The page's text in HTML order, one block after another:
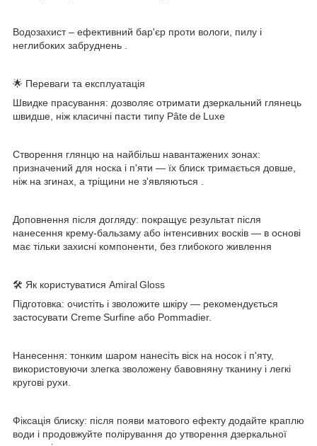
Водозахист – ефективний бар'єр проти вологи, пилу і
неглибоких забруднень .
🌟 Переваги та експлуатація
Швидке прасування: дозволяє отримати дзеркальний глянець
швидше, ніж класичні пасти типу Pâte de Luxe
Створення глянцю на найбільш навантажених зонах:
призначений для носка і п'яти — їх блиск тримається довше,
ніж на згинах, а тріщини не з'являються .
Доповнення після догляду: покращує результат після
нанесення крему-бальзаму або інтенсивних восків — в основі
має тільки захисні компоненти, без глибокого живлення
🛠 Як користуватися Amiral Gloss
Підготовка: очистіть і зволожите шкіру — рекомендується
застосувати Cremе Surfine або Pommadier.
Нанесення: тонким шаром нанесіть віск на носок і п'яту,
використовуючи злегка зволожену бавовняну тканину і легкі
кругові рухи.
Фіксація блиску: після появи матового ефекту додайте краплю
води і продовжуйте полірування до утворення дзеркальної